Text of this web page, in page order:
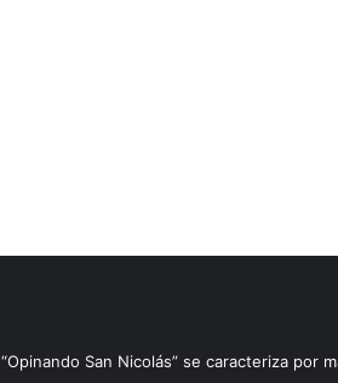
“Opinando San Nicolás” se caracteriza por